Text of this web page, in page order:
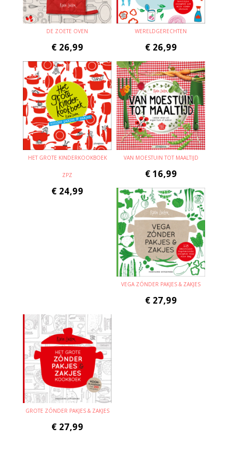
DE ZOETE OVEN
€ 26,99
WERELDGERECHTEN
€ 26,99
HET GROTE KINDERKOOKBOEK
ZPZ
€ 24,99
VAN MOESTUIN TOT MAALTIJD
€ 16,99
VEGA ZÓNDER PAKJES & ZAKJES
€ 27,99
GROTE ZÓNDER PAKJES & ZAKJES
€ 27,99